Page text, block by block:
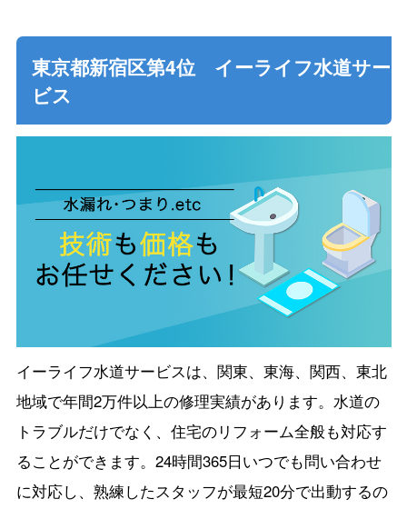
東京都新宿区第4位 イーライフ水道サー
ビス
イーライフ水道サービスは、関東、東海、関西、東北
地域で年間2万件以上の修理実績があります。水道の
トラブルだけでなく、住宅のリフォーム全般も対応す
ることができます。24時間365日いつでも問い合わせ
に対応し、熟練したスタッフが最短20分で出動するの